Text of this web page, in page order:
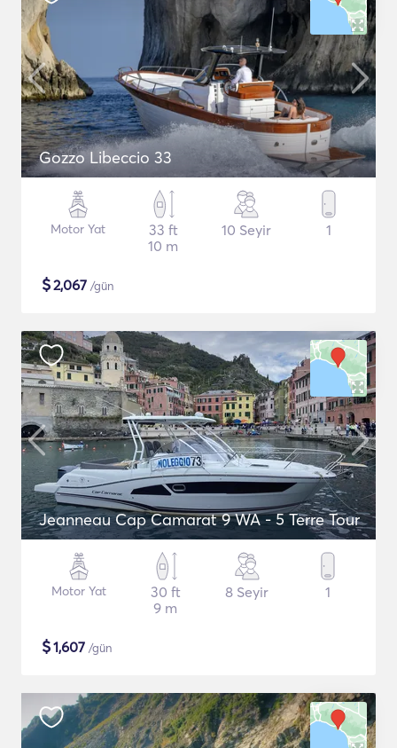
Gozzo Libeccio 33
Motor Yat
33 ft
10 m
10 Seyir 1
$2,067 /gün
Jeanneau Cap Camarat 9 WA - 5 Terre Tour
Motor Yat
30 ft
9 m
8 Seyir 1
$1,607 /gün